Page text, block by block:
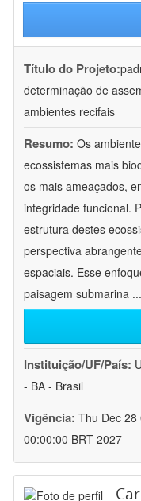
Título do Projeto:
determinação de
ambientes recifais
Resumo: Os
ecossistemas mais
os mais ameaçados,
integridade funcional.
estrutura destes
perspectiva
espaciais. Esse
paisagem submarina ...
Instituição/UF/País:
- BA - Brasil
Vigência: Thu Dec 28
00:00:00 BRT 2027